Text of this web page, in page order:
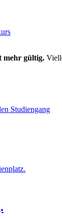
mehr gültig.
Studiengang